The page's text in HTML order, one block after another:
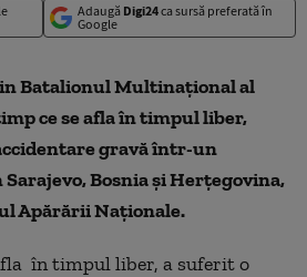
Adaugă Digi24ca sursă preferată în
Google
Batalionul Multinaţional al
ce se afla în timpul liber,
gravă într-un
Bosnia şi Herţegovina,
Apărării Naționale.
în timpul liber, a suferit o